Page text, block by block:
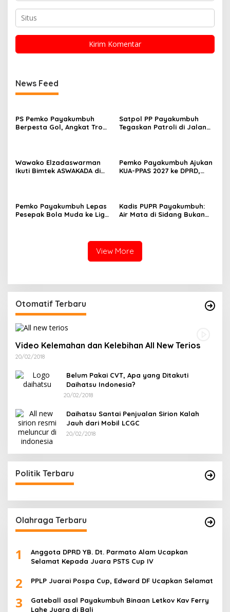
News Feed
PS Pemko Payakumbuh
Berpesta Gol, Angkat Trofi
Satpol PP Payakumbuh
Tegaskan Patroli di Jalan
Wawako Elzadaswarman
Ikuti Bimtek ASWAKADA di
Pemko Payakumbuh Ajukan
KUA-PPAS 2027 ke DPRD,
Pemko Payakumbuh Lepas
Pesepak Bola Muda ke Liga
Kadis PUPR Payakumbuh:
Air Mata di Sidang Bukan
View More
Otomatif Terbaru
Video Kelemahan dan Kelebihan All New Terios
20/02/2018
Belum Pakai CVT, Apa yang Ditakuti
Daihatsu Indonesia?
20/02/2018
Daihatsu Santai Penjualan Sirion Kalah
Jauh dari Mobil LCGC
20/02/2018
Politik Terbaru
Olahraga Terbaru
1
Anggota DPRD YB. Dt. Parmato Alam Ucapkan
Selamat Kepada Juara PSTS Cup IV
2 PPLP Juarai Pospa Cup, Edward DF Ucapkan Selamat
3
Gateball asal Payakumbuh Binaan Letkov Kav Ferry
Lahe Juara di Bali